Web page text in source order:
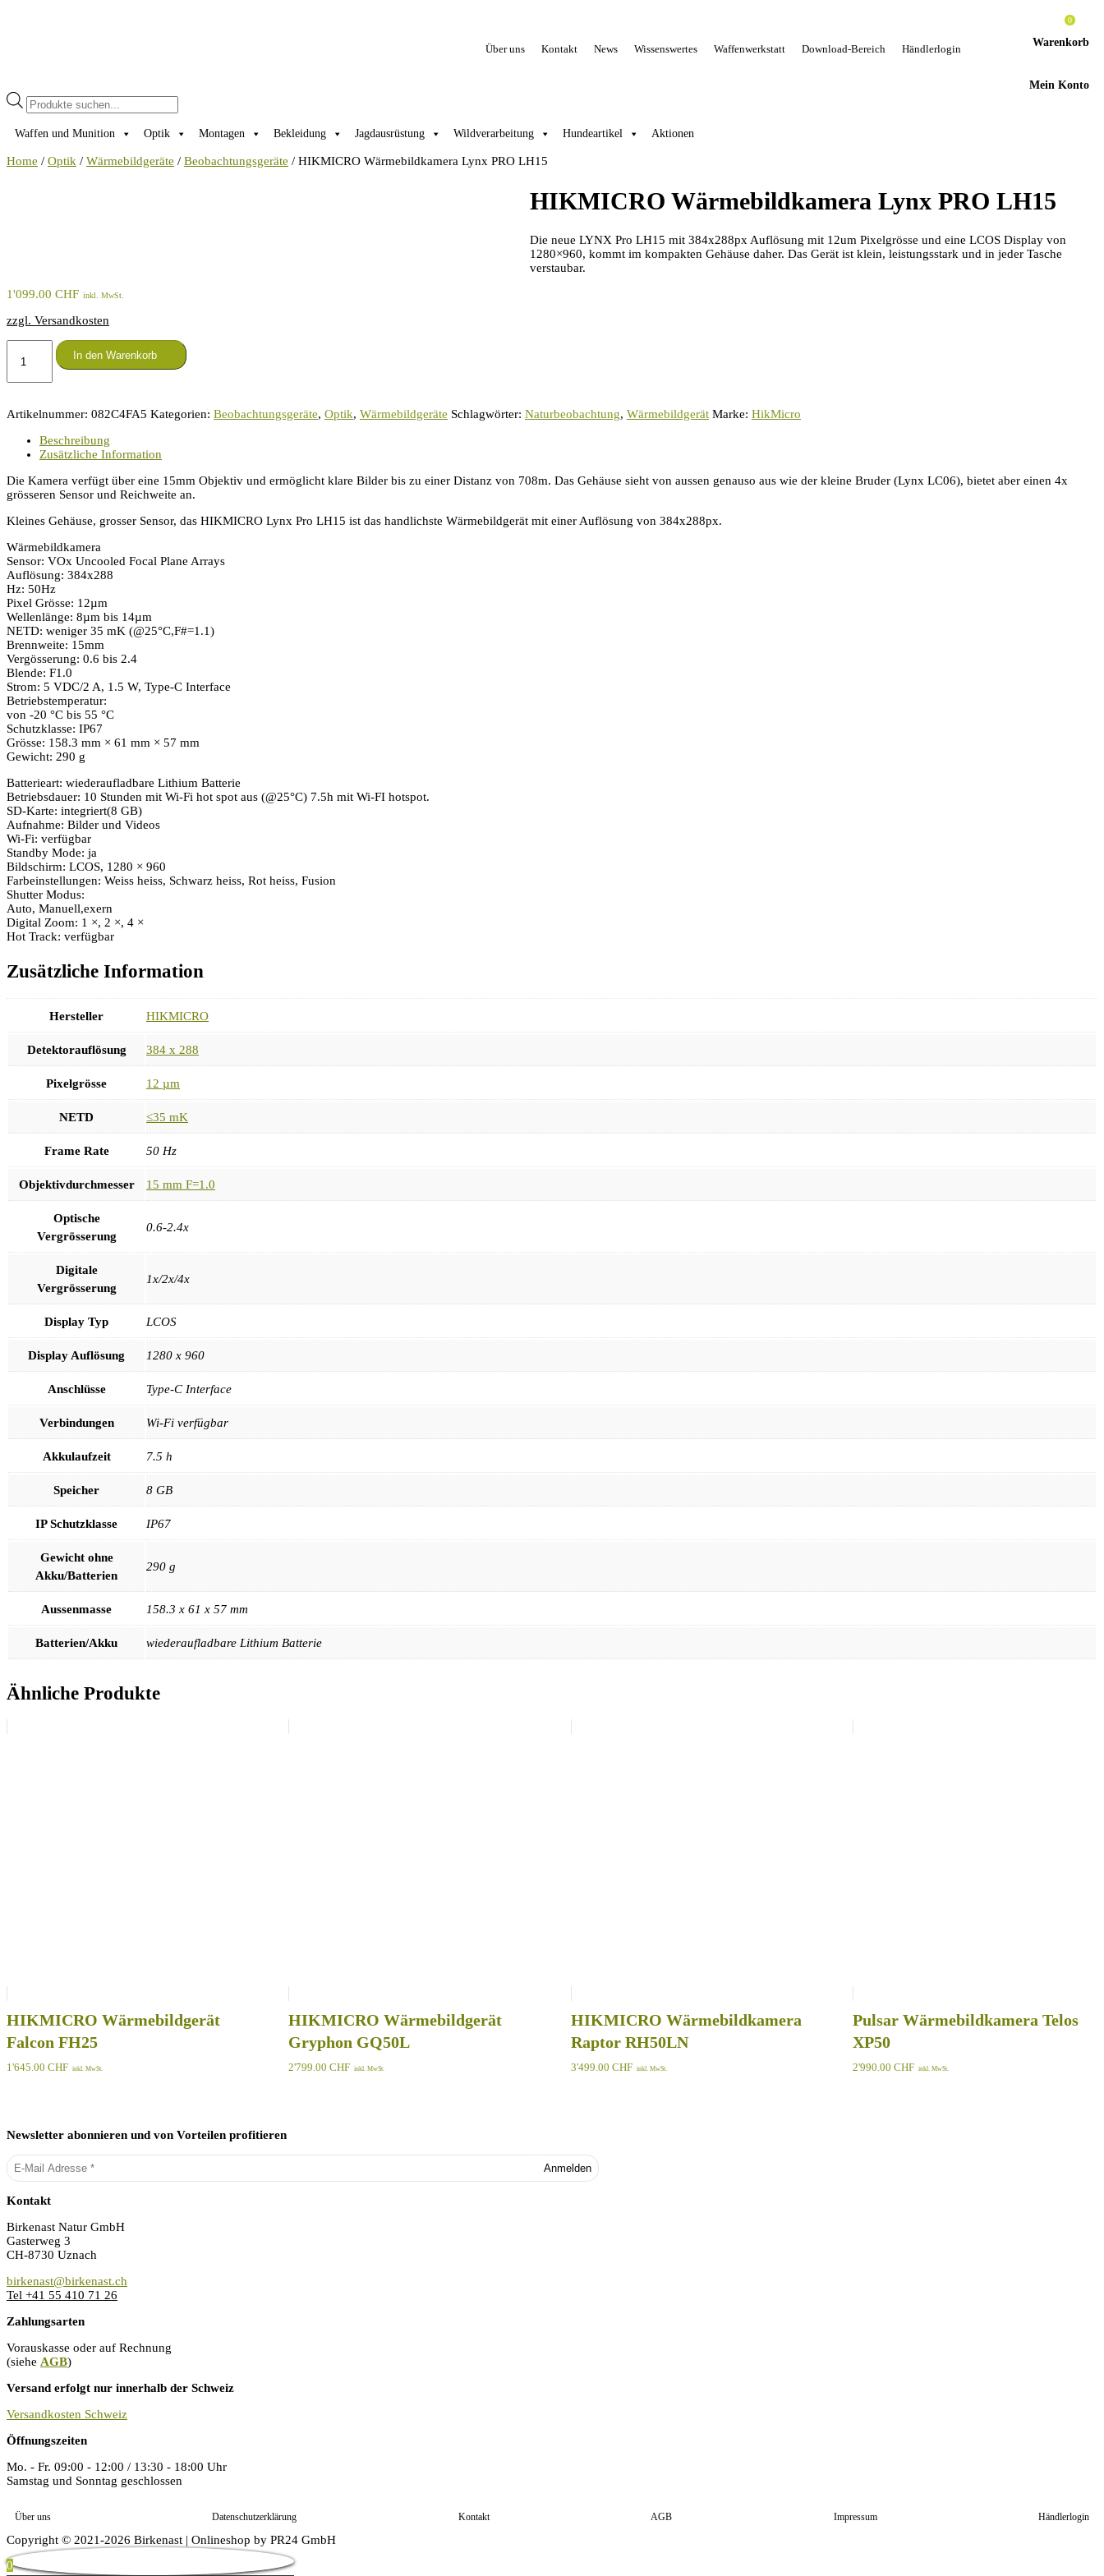
Über uns Kontakt News Wissenswertes Waffenwerkstatt Download-Bereich Händlerlogin
Warenkorb
0
Mein Konto
Products
search
Waffen und Munition Optik Montagen Bekleidung Jagdausrüstung Wildverarbeitung Hundeartikel Aktionen
Home / Optik / Wärmebildgeräte / Beobachtungsgeräte / HIKMICRO Wärmebildkamera Lynx PRO LH15
HIKMICRO Wärmebildkamera Lynx PRO LH15
Die neue LYNX Pro LH15 mit 384x288px Auflösung mit 12um Pixelgrösse und eine LCOS Display von
1280×960, kommt im kompakten Gehäuse daher. Das Gerät ist klein, leistungsstark und in jeder Tasche
verstaubar.
1'099.00 CHF inkl. MwSt.
zzgl. Versandkosten
HIKMICRO
Wärmebildkamera
Menge
In den Warenkorb
Artikelnummer: 082C4FA5 Kategorien: Beobachtungsgeräte, Optik, Wärmebildgeräte Schlagwörter: Naturbeobachtung, Wärmebildgerät Marke: HikMicro
Beschreibung
Zusätzliche Information
Die Kamera verfügt über eine 15mm Objektiv und ermöglicht klare Bilder bis zu einer Distanz von 708m. Das Gehäuse sieht von aussen genauso aus wie der kleine Bruder (Lynx LC06), bietet aber einen 4x
grösseren Sensor und Reichweite an.
Kleines Gehäuse, grosser Sensor, das HIKMICRO Lynx Pro LH15 ist das handlichste Wärmebildgerät mit einer Auflösung von 384x288px.
Wärmebildkamera
Sensor: VOx Uncooled Focal Plane Arrays
Auflösung: 384x288
Hz: 50Hz
Pixel Grösse: 12µm
Wellenlänge: 8µm bis 14µm
NETD: weniger 35 mK (@25°C,F#=1.1)
Brennweite: 15mm
Vergösserung: 0.6 bis 2.4
Blende: F1.0
Strom: 5 VDC/2 A, 1.5 W, Type-C Interface
Betriebstemperatur:
von -20 °C bis 55 °C
Schutzklasse: IP67
Grösse: 158.3 mm × 61 mm × 57 mm
Gewicht: 290 g
Batterieart: wiederaufladbare Lithium Batterie
Betriebsdauer: 10 Stunden mit Wi-Fi hot spot aus (@25°C) 7.5h mit Wi-FI hotspot.
SD-Karte: integriert(8 GB)
Aufnahme: Bilder und Videos
Wi-Fi: verfügbar
Standby Mode: ja
Bildschirm: LCOS, 1280 × 960
Farbeinstellungen: Weiss heiss, Schwarz heiss, Rot heiss, Fusion
Shutter Modus:
Auto, Manuell,exern
Digital Zoom: 1 ×, 2 ×, 4 ×
Hot Track: verfügbar
Zusätzliche Information
Hersteller HIKMICRO
Detektorauflösung 384 x 288
Pixelgrösse 12 µm
NETD ≤35 mK
Frame Rate 50 Hz
Objektivdurchmesser 15 mm F=1.0
Optische
Vergrösserung
0.6-2.4x
Digitale
Vergrösserung
1x/2x/4x
Display Typ LCOS
Display Auflösung 1280 x 960
Anschlüsse Type-C Interface
Verbindungen Wi-Fi verfügbar
Akkulaufzeit 7.5 h
Speicher 8 GB
IP Schutzklasse IP67
Gewicht ohne
Akku/Batterien
290 g
Aussenmasse 158.3 x 61 x 57 mm
Batterien/Akku wiederaufladbare Lithium Batterie
Ähnliche Produkte
HIKMICRO Wärmebildgerät
Falcon FH25
1'645.00 CHF inkl. MwSt.
HIKMICRO Wärmebildgerät
Gryphon GQ50L
2'799.00CHF inkl. MwSt.
HIKMICRO Wärmebildkamera
Raptor RH50LN
3'499.00 CHF inkl. MwSt.
Pulsar Wärmebildkamera Telos
XP50
2'990.00 CHF inkl. MwSt.
Newsletter abonnieren und von Vorteilen profitieren
Kontakt
Birkenast Natur GmbH
Gasterweg 3
CH-8730 Uznach
birkenast@birkenast.ch
Tel +41 55 410 71 26
Zahlungsarten
Vorauskasse oder auf Rechnung
(siehe AGB)
Versand erfolgt nur innerhalb der Schweiz
Versandkosten Schweiz
Öffnungszeiten
Mo. - Fr. 09:00 - 12:00 / 13:30 - 18:00 Uhr
Samstag und Sonntag geschlossen
Über uns Datenschutzerklärung Kontakt AGB Impressum Händlerlogin
Copyright © 2021-2026 Birkenast | Onlineshop by PR24 GmbH
0